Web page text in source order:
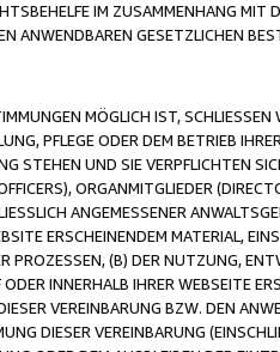
IM ZUSAMMENHANG MIT
ANWENDBAREN GESETZLICHEN
MÖGLICH IST, SCHLIESSEN
PFLEGE ODER DEM BETRIEB
STEHEN UND SIE VERPFLICHTEN
ORGANMITGLIEDER
ANGEMESSENER
ERSCHEINENDEM MATERIAL,
PROZESSEN, (B) DER NUTZUNG,
INNERHALB IHRER WEBSEITE
VEREINBARUNG BZW. DEN
DIESER VEREINBARUNG